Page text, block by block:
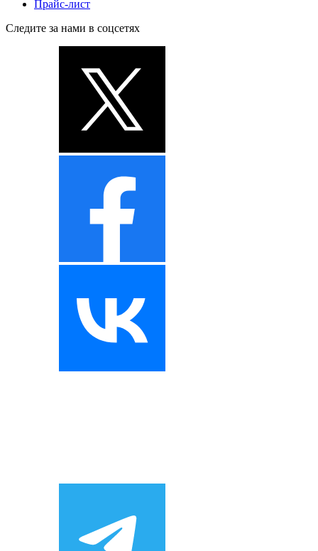
Прайс-лист
Следите за нами в соцсетях